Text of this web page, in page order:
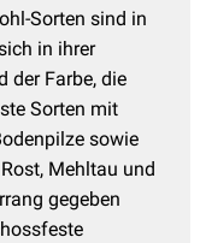
Sorten sind in
in ihrer
der Farbe, die
Sorten mit
sowie
Mehltau und
gegeben